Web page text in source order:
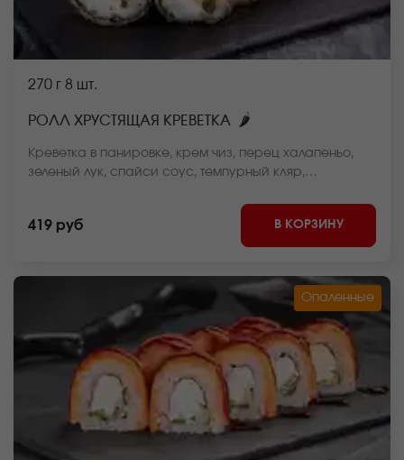
270 г 8 шт.
РОЛЛ ХРУСТЯЩАЯ КРЕВЕТКА 🌶
Креветка в панировке, крем чиз, перец халапеньо,
зеленый лук, спайси соус, темпурный кляр,
блюда может отличаться от фото на сайте.
419 руб В КОРЗИНУ
Опаленные